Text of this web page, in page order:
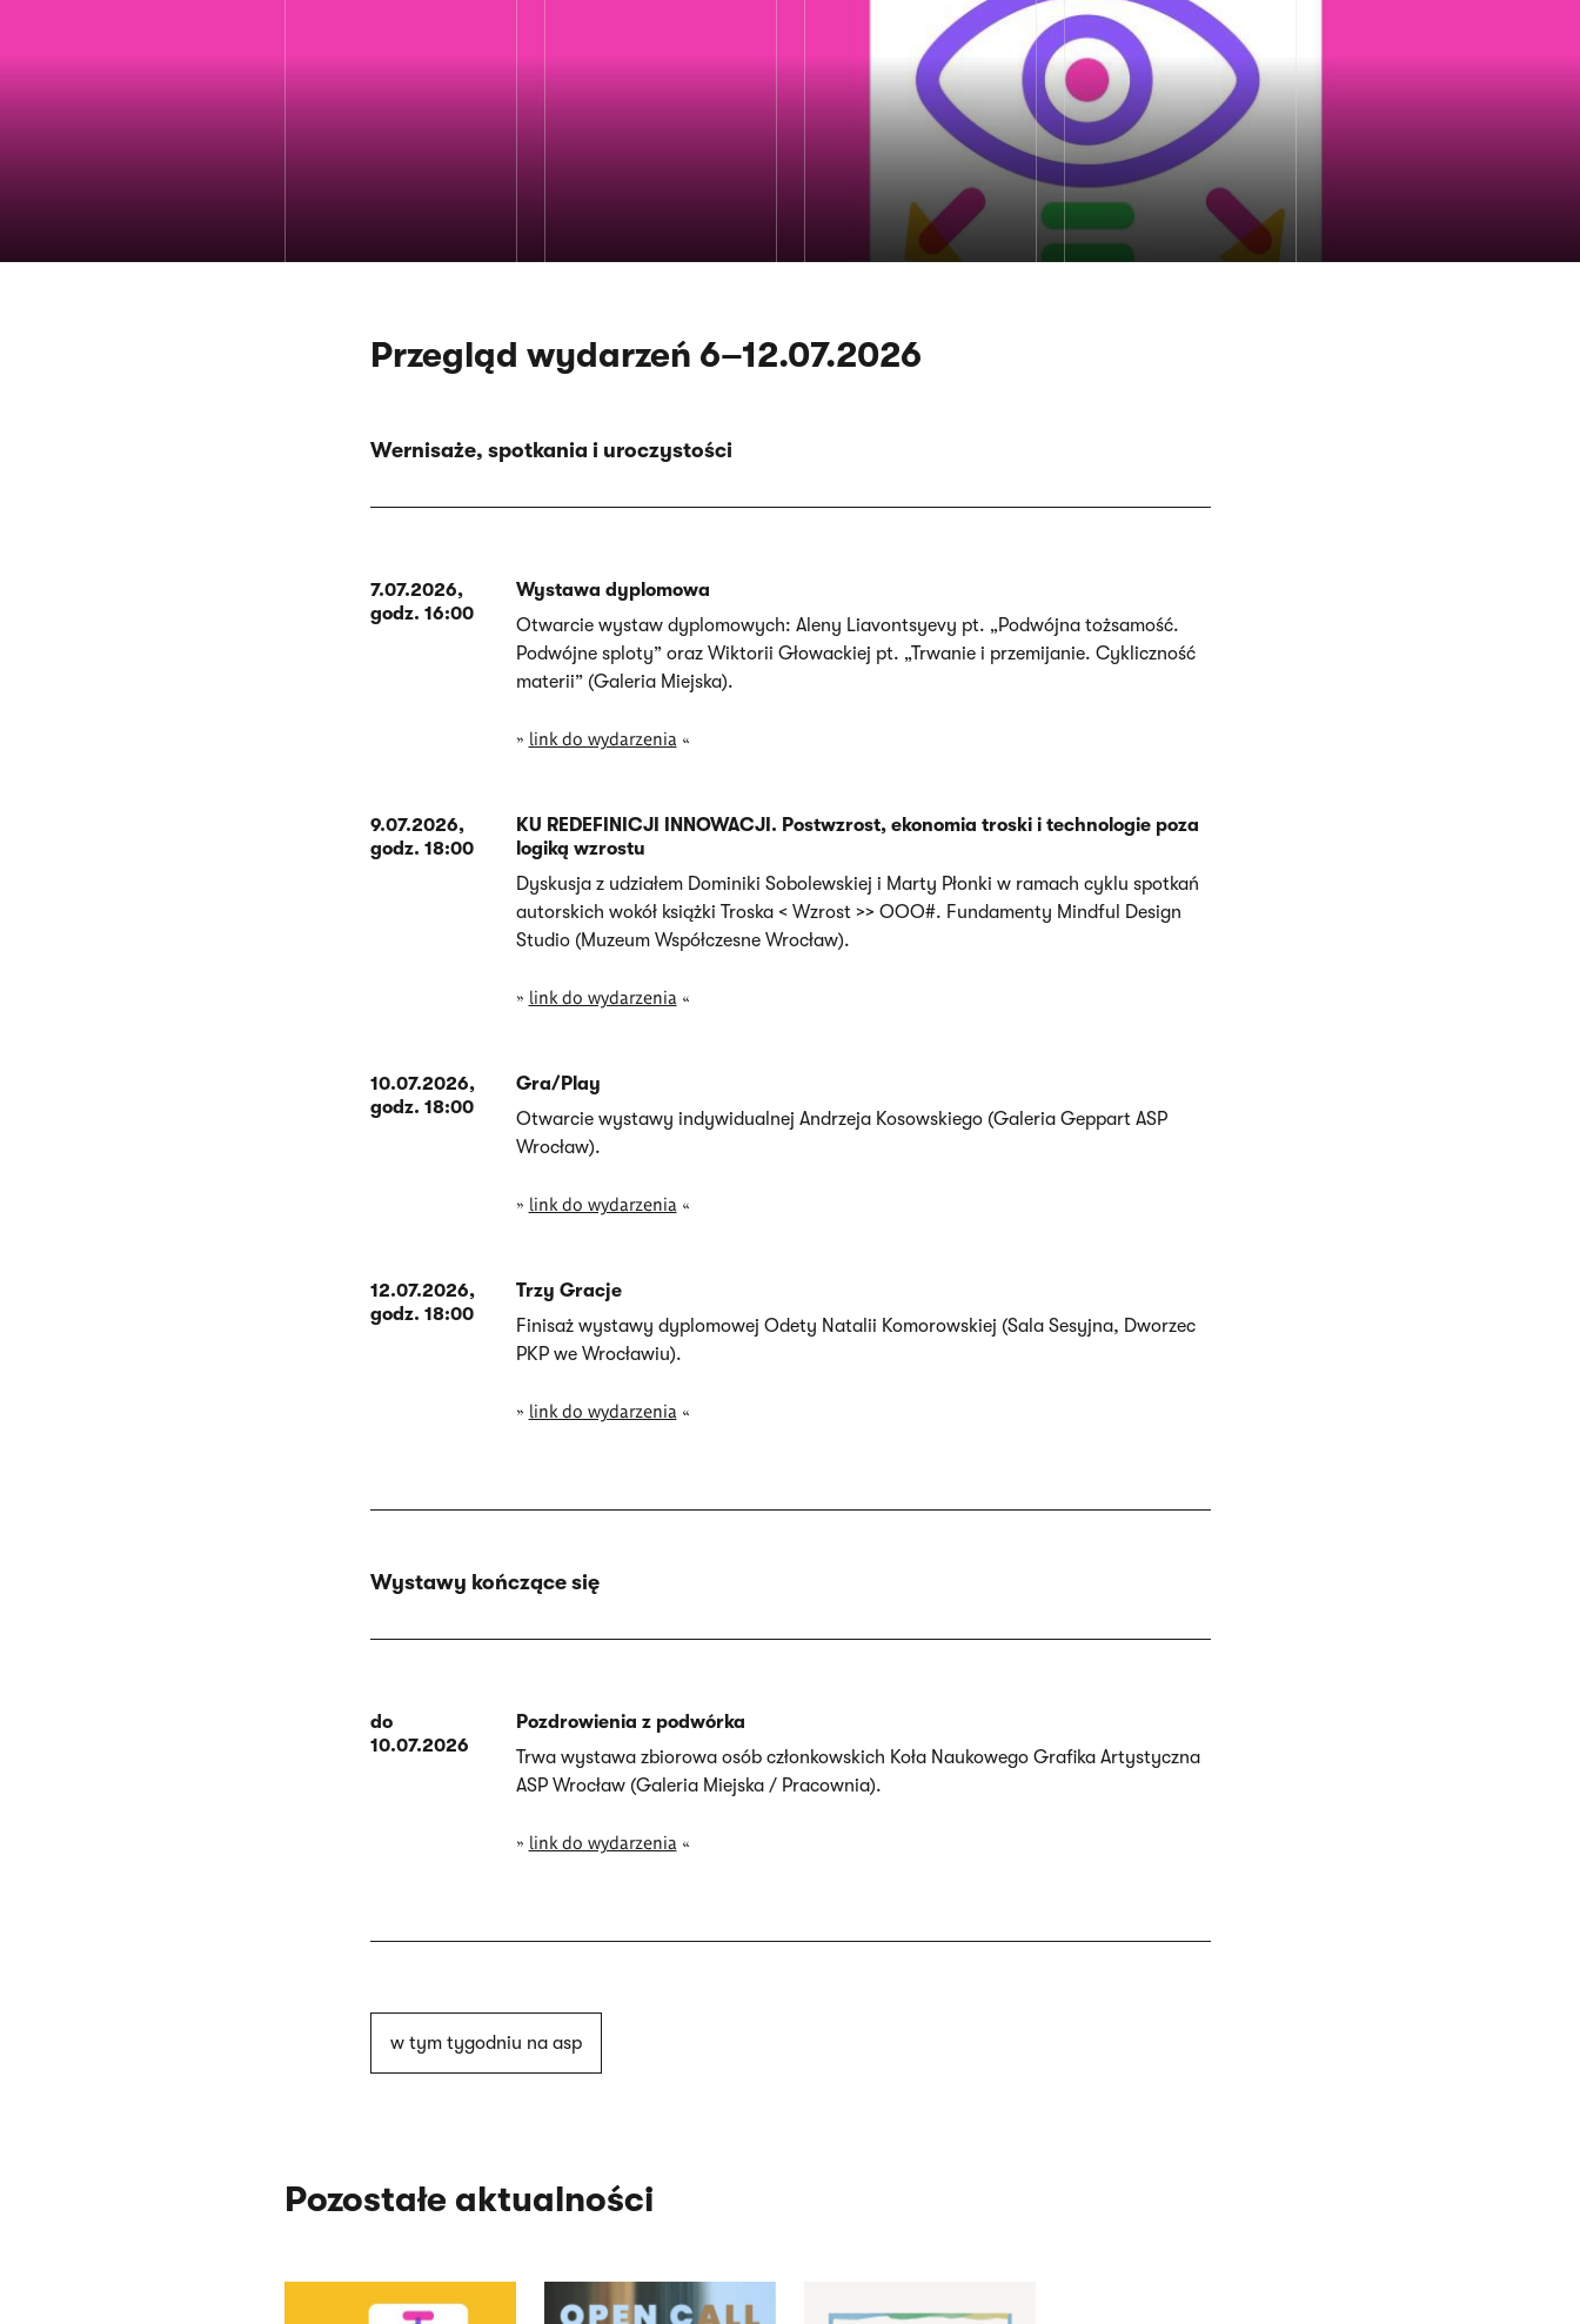
Przegląd wydarzeń 6–12.07.2026
Wernisaże, spotkania i uroczystości
7.07.2026,
godz. 16:00
Wystawa dyplomowa
Otwarcie wystaw dyplomowych: Aleny Liavontsyevy pt. „Podwójna tożsamość.
Podwójne sploty” oraz Wiktorii Głowackiej pt. „Trwanie i przemijanie. Cykliczność
materii” (Galeria Miejska).
» link do wydarzenia «
9.07.2026,
godz. 18:00
KU REDEFINICJI INNOWACJI. Postwzrost, ekonomia troski i technologie poza
logiką wzrostu
Dyskusja z udziałem Dominiki Sobolewskiej i Marty Płonki w ramach cyklu spotkań
autorskich wokół książki Troska < Wzrost >> OOO#. Fundamenty Mindful Design
Studio (Muzeum Współczesne Wrocław).
» link do wydarzenia «
10.07.2026,
godz. 18:00
Gra/Play
Otwarcie wystawy indywidualnej Andrzeja Kosowskiego (Galeria Geppart ASP
Wrocław).
» link do wydarzenia «
12.07.2026,
godz. 18:00
Trzy Gracje
Finisaż wystawy dyplomowej Odety Natalii Komorowskiej (Sala Sesyjna, Dworzec
PKP we Wrocławiu).
» link do wydarzenia «
Wystawy kończące się
do
10.07.2026
Pozdrowienia z podwórka
Trwa wystawa zbiorowa osób członkowskich Koła Naukowego Grafika Artystyczna
ASP Wrocław (Galeria Miejska / Pracownia).
» link do wydarzenia «
w tym tygodniu na asp
Pozostałe aktualności